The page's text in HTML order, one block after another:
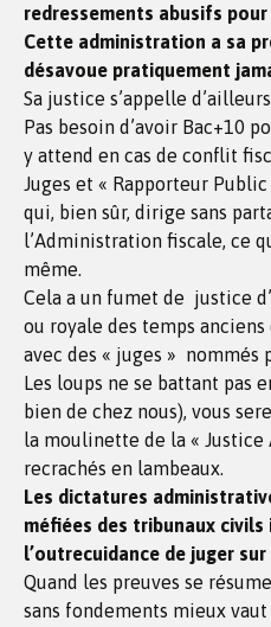
redressements abusifs
Cette administration a sa
désavoue pratiquement
Sa justice s’appelle
Pas besoin d’avoir Bac+10
y attend en cas de conflit
Juges et « Rapporteur Public
qui, bien sûr, dirige sans
l’Administration fiscale, ce
même.
Cela a un fumet de justice
ou royale des temps
avec des « juges » nommés
Les loups ne se battant pas
bien de chez nous), vous
la moulinette de la «
recrachés en lambeaux.
Les dictatures
méfiées des tribunaux
l’outrecuidance de juger
Quand les preuves se
sans fondements mieux